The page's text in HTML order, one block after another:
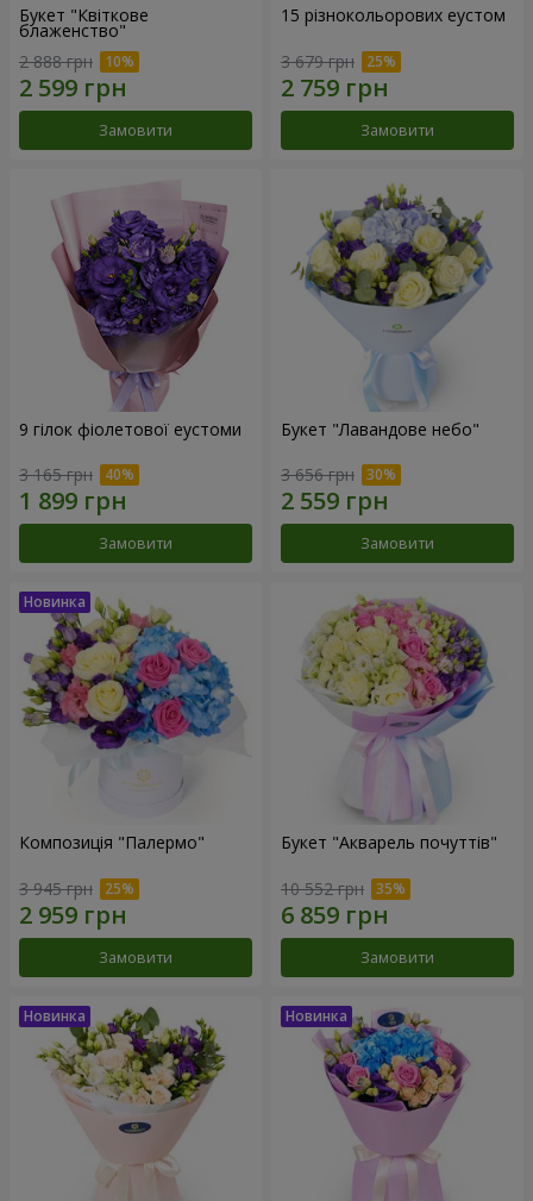
Букет "Квіткове
блаженство"
2 888 грн
Замовити
15 різнокольорових еустом
3 679 грн
Замовити
9 гілок фіолетової еустоми
3 165 грн
Замовити
Букет "Лавандове небо"
3 656 грн
Замовити
Композиція "Палермо"
3 945 грн
Замовити
Букет "Акварель почуттів"
10 552 грн
Замовити